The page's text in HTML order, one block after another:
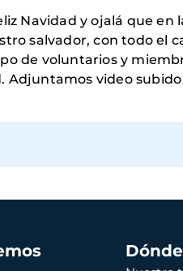
Navidad y ojalá que
salvador, con todo el
de voluntarios y
Adjuntamos video